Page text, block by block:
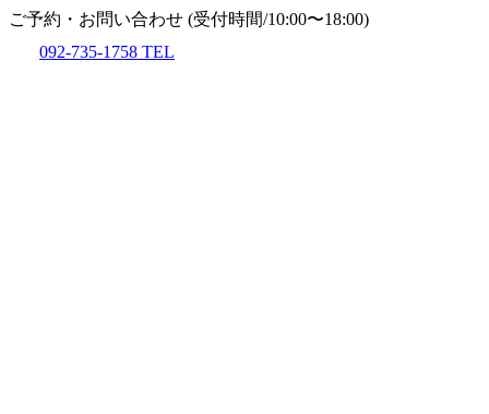
ご予約・お問い合わせ (受付時間/10:00〜18:00)
092-735-1758 TEL